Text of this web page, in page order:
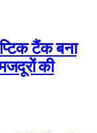
टैंक बना
की